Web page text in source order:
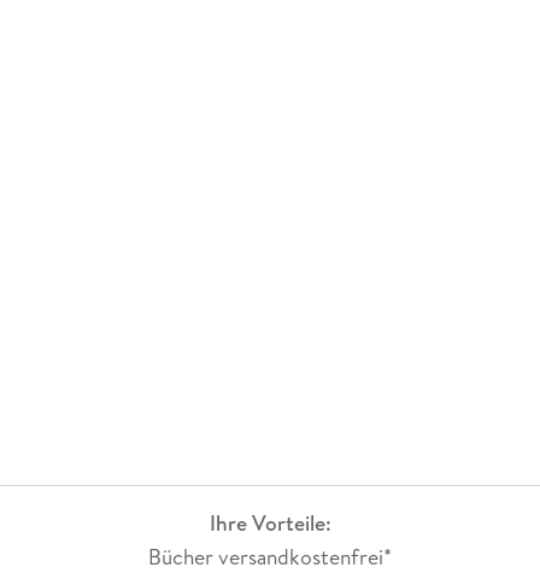
Ihre Vorteile:
Bücher versandkostenfrei*